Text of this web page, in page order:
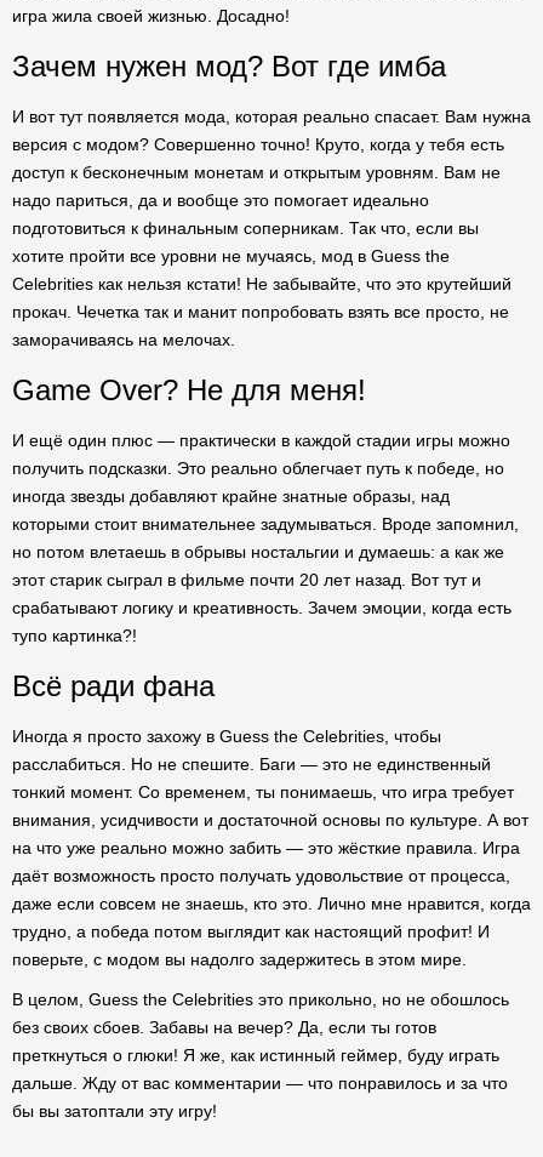
игра жила своей жизнью. Досадно!
Зачем нужен мод? Вот где имба
И вот тут появляется мода, которая реально спасает. Вам нужна
версия с модом? Совершенно точно! Круто, когда у тебя есть
доступ к бесконечным монетам и открытым уровням. Вам не
надо париться, да и вообще это помогает идеально
подготовиться к финальным соперникам. Так что, если вы
хотите пройти все уровни не мучаясь, мод в Guess the
Celebrities как нельзя кстати! Не забывайте, что это крутейший
прокач. Чечетка так и манит попробовать взять все просто, не
заморачиваясь на мелочах.
Game Over? Не для меня!
И ещё один плюс — практически в каждой стадии игры можно
получить подсказки. Это реально облегчает путь к победе, но
иногда звезды добавляют крайне знатные образы, над
которыми стоит внимательнее задумываться. Вроде запомнил,
но потом влетаешь в обрывы ностальгии и думаешь: а как же
этот старик сыграл в фильме почти 20 лет назад. Вот тут и
срабатывают логику и креативность. Зачем эмоции, когда есть
тупо картинка?!
Всё ради фана
Иногда я просто захожу в Guess the Celebrities, чтобы
расслабиться. Но не спешите. Баги — это не единственный
тонкий момент. Со временем, ты понимаешь, что игра требует
внимания, усидчивости и достаточной основы по культуре. А вот
на что уже реально можно забить — это жёсткие правила. Игра
даёт возможность просто получать удовольствие от процесса,
даже если совсем не знаешь, кто это. Лично мне нравится, когда
трудно, а победа потом выглядит как настоящий профит! И
поверьте, с модом вы надолго задержитесь в этом мире.
В целом, Guess the Celebrities это прикольно, но не обошлось
без своих сбоев. Забавы на вечер? Да, если ты готов
преткнуться о глюки! Я же, как истинный геймер, буду играть
дальше. Жду от вас комментарии — что понравилось и за что
бы вы затоптали эту игру!